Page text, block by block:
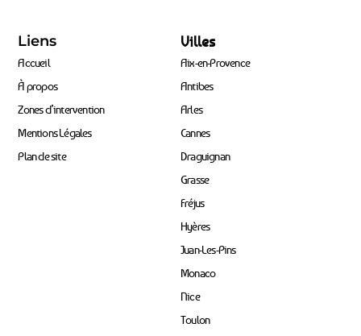
Liens
Accueil
À propos
Zones d’intervention
Mentions Légales
Plan de site
Villes
Aix-en-Provence
Antibes
Arles
Cannes
Draguignan
Grasse
Fréjus
Hyères
Juan-Les-Pins
Monaco
Nice
Toulon